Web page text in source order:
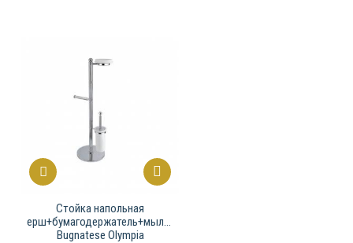
Стойка напольная
ерш+бумагодержатель+мыльница
Bugnatese Olympia